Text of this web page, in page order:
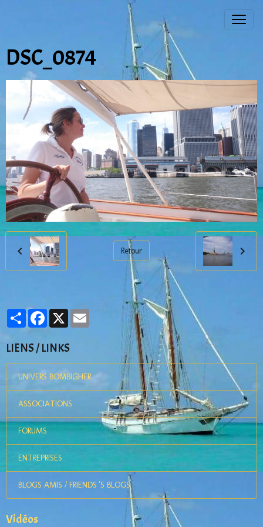
DSC_0874
Retour
PartagerFacebook
X
LIENS / LINKS
UNIVERS BOMBIGHER
ASSOCIATIONS
FORUMS
ENTREPRISES
BLOGS AMIS / FRIENDS 'S BLOGS
Vidéos